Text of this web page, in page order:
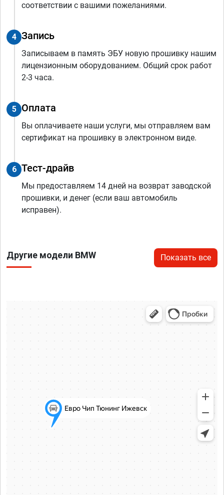
соответствии с вашими пожеланиями.
4 Запись
Записываем в память ЭБУ новую прошивку нашим
лицензионным оборудованием. Общий срок работ
2-3 часа.
5 Оплата
Вы оплачиваете наши услуги, мы отправляем вам
сертификат на прошивку в электронном виде.
6 Тест-драйв
Мы предоставляем 14 дней на возврат заводской
прошивки, и денег (если ваш автомобиль
исправен).
Другие модели BMW Показать все